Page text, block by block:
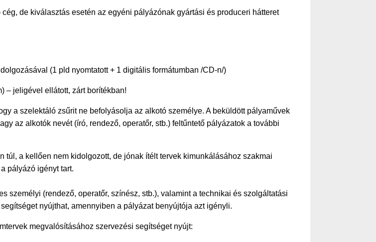
de kiválasztás esetén az egyéni pályázónak gyártási és produceri hátteret
(1 pld nyomtatott + 1 digitális formátumban /CD-n/)
– jeligével ellátott, zárt borítékban!
a szelektáló zsűrit ne befolyásolja az alkotó személye. A beküldött pályaművek
az alkotók nevét (író, rendező, operatőr, stb.) feltűntető pályázatok a további
túl, a kellően nem kidolgozott, de jónak ítélt tervek kimunkálásához szakmai
pályázó igényt tart.
személyi (rendező, operatőr, színész, stb.), valamint a technikai és szolgáltatási
nyújthat, amennyiben a pályázat benyújtója azt igényli.
megvalósításához szervezési segítséget nyújt: